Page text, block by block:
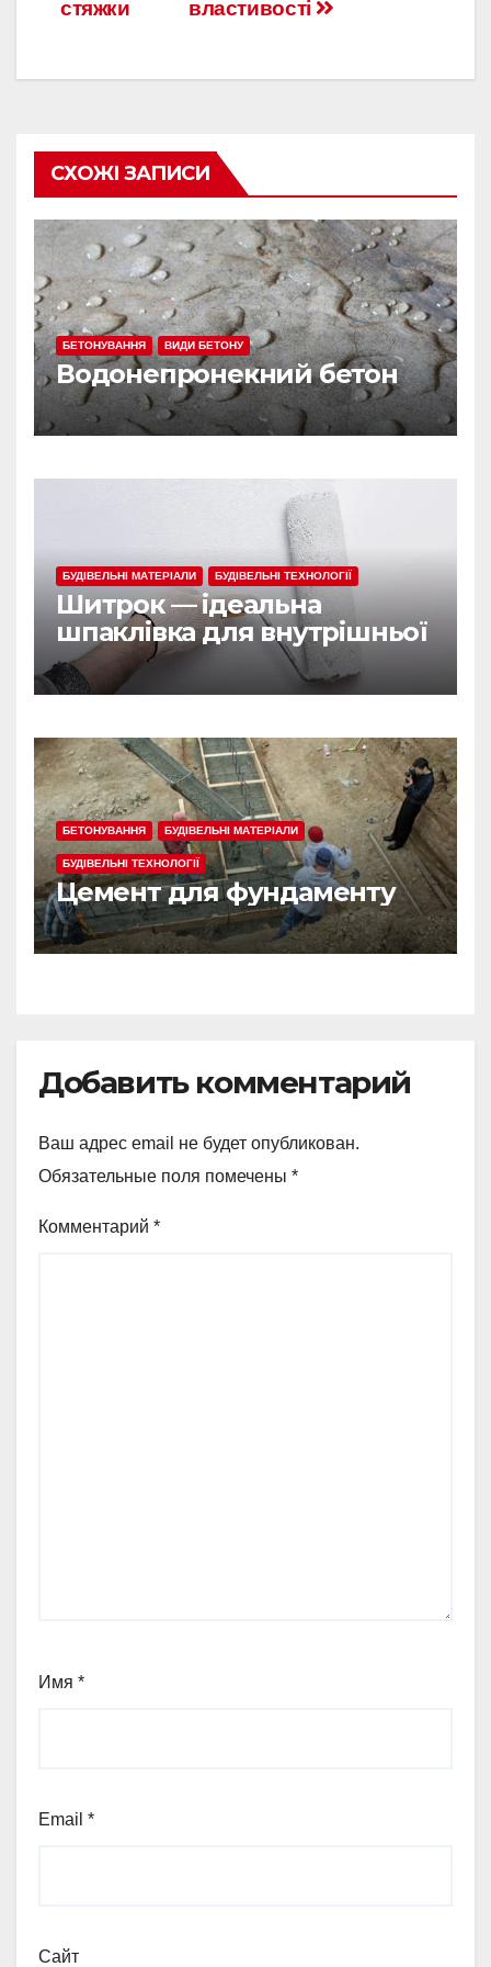
властивості
стяжки
СХОЖІ ЗАПИСИ
БЕТОНУВАННЯ ВИДИ БЕТОНУ
Водонепронекний бетон
БУДІВЕЛЬНІ МАТЕРІАЛИ БУДІВЕЛЬНІ ТЕХНОЛОГІЇ
Шитрок — ідеальна
шпаклівка для внутрішньої
обробки
БЕТОНУВАННЯ БУДІВЕЛЬНІ МАТЕРІАЛИ
БУДІВЕЛЬНІ ТЕХНОЛОГІЇ
Цемент для фундаменту
Добавить комментарий
Ваш адрес email не будет опубликован.
Обязательные поля помечены *
Комментарий *
Имя *
Email *
Сайт